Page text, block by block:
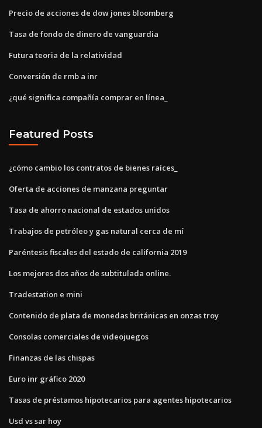
Precio de acciones de dow jones bloomberg
Tasa de fondo de dinero de vanguardia
Futura teoria de la relatividad
Conversión de rmb a inr
¿qué significa compañía comprar en línea_
Featured Posts
¿cómo cambio los contratos de bienes raíces_
Oferta de acciones de manzana preguntar
Tasa de ahorro nacional de estados unidos
Trabajos de petróleo y gas natural cerca de mí
Paréntesis fiscales del estado de california 2019
Los mejores dos años de subtitulada online.
Tradestation e mini
Contenido de plata de monedas británicas en onzas troy
Consolas comerciales de videojuegos
Finanzas de las chispas
Euro inr gráfico 2020
Tasas de préstamos hipotecarios para agentes hipotecarios
Usd vs sar hoy